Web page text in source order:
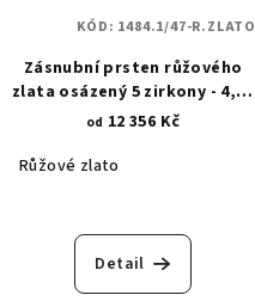
Zásnubní prsten růžového
zlata osázený 5 zirkony - 4,00
mm a 1,40 mm 1484.1
od 12 356 Kč
Růžové zlato
Detail
KÓD: 1484.1/47-R.ZLATO